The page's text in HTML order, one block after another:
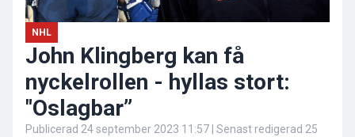
NHL
John Klingberg kan få
nyckelrollen - hyllas stort:
"Oslagbar”
Publicerad 24 september 2023 11:57 | Senast redigerad 25